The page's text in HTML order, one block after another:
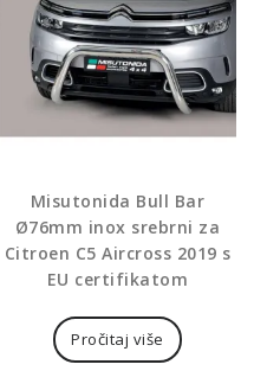
Misutonida Bull Bar
Ø76mm inox srebrni za
Citroen C5 Aircross 2019 s
EU certifikatom
Pročitaj više